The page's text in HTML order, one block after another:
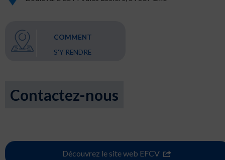
COMMENT
S'Y RENDRE
Contactez-nous
Découvrez le site web EFCV